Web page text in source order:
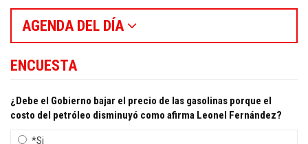
AGENDA DEL DÍA
ENCUESTA
¿Debe el Gobierno bajar el precio de las gasolinas porque el
costo del petróleo disminuyó como afirma Leonel Fernández?
*Si